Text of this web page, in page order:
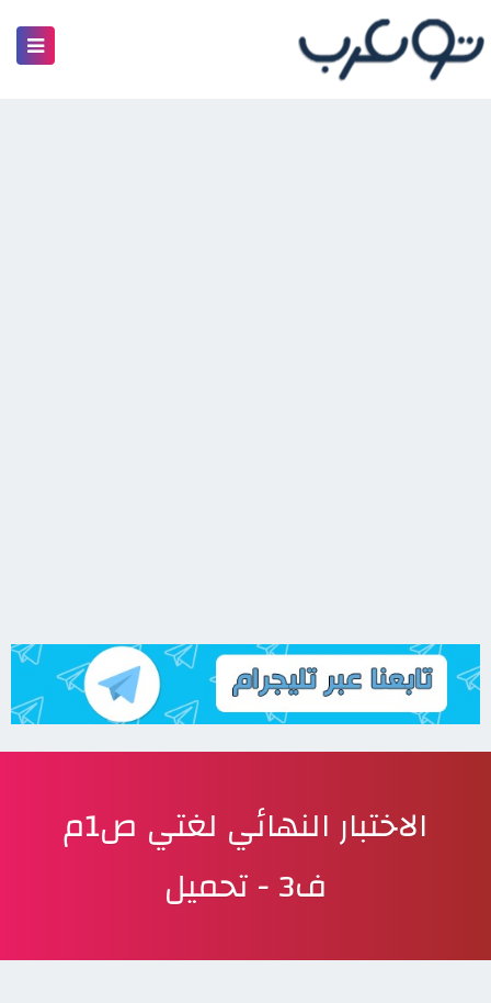
الاختبار النهائي لغتي ص1م
ف3 - تحميل